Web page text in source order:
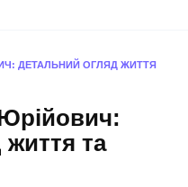
ДЕТАЛЬНИЙ ОГЛЯД ЖИТТЯ
та